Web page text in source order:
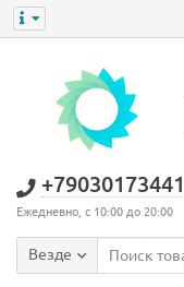
+79030173441
Ежедневно, с 10:00 до 20:00
Везде